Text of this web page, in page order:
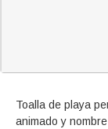
Toalla de playa
animado y